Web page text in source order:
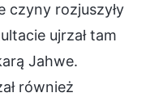
czyny rozjuszyły
ujrzał tam
Jahwe.
również